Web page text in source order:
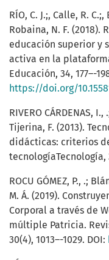
RÍO, C. J.;, Calle, R.
Robaina, N. F.
educación superior y
activa en la
Educación, 34, 177–-
https://doi.org/
RIVERO CÁRDENAS,
Tijerina, F. (2013).
didácticas: criterios
tecnologíaTecnología,
ROCU GÓMEZ, P., .;
M. Á. (2019).
Corporal a través de
múltiple Patricia.
30(4), 1013–-1029. DOI: